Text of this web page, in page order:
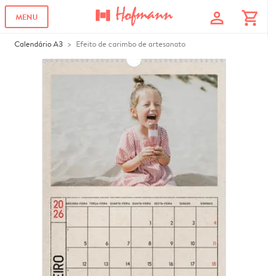
MENU profile shopping_cart
Calendário A3 Efeito de carimbo de artesanato